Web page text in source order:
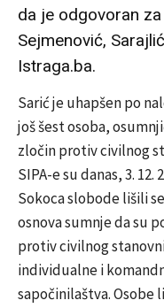
da je odgovoran
Sejmenović,
Istraga.ba.
Sarić je uhapšen po
još šest osoba,
zločin protiv civilnog
SIPA-e su danas, 3.
Sokoca slobode lišili
osnova sumnje da su
protiv civilnog
individualne i
sapočinilaštva. Osobe